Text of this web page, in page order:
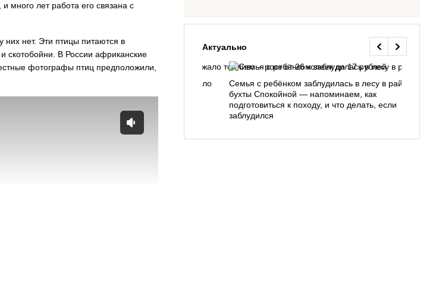
много лет работа его связана с
нет. Эти птицы питаются в
скотобойни. В России африканские
фотографы птиц предположили,
Актуально
На заправках Владивостока снова подорожало
Семья с ребёнком заблудилась в лесу в районе
бухты Спокойной — напоминаем, как
подготовиться к походу, и что делать, если
заблудился